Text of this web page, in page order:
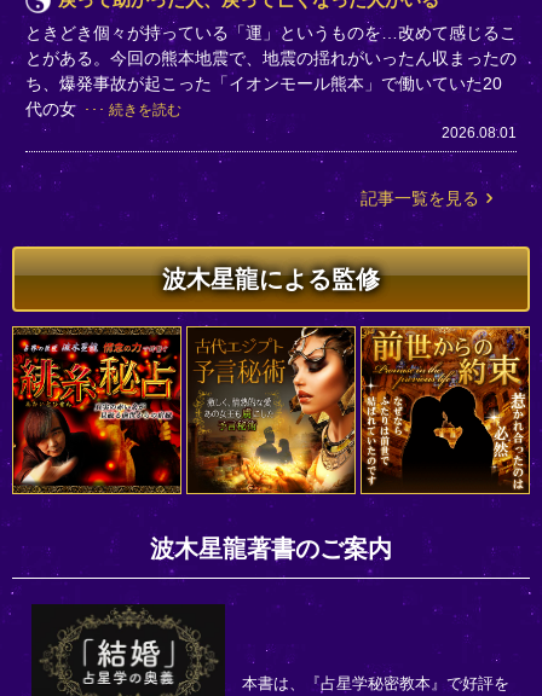
ときどき個々が持っている「運」というものを…改めて感じるこ
とがある。今回の熊本地震で、地震の揺れがいったん収まったの
ち、爆発事故が起こった「イオンモール熊本」で働いていた20
代の女
続きを読む
2026.08.01
記事一覧を見る
波木星龍による監修
波木星龍著書のご案内
本書は、『占星学秘密教本』で好評を